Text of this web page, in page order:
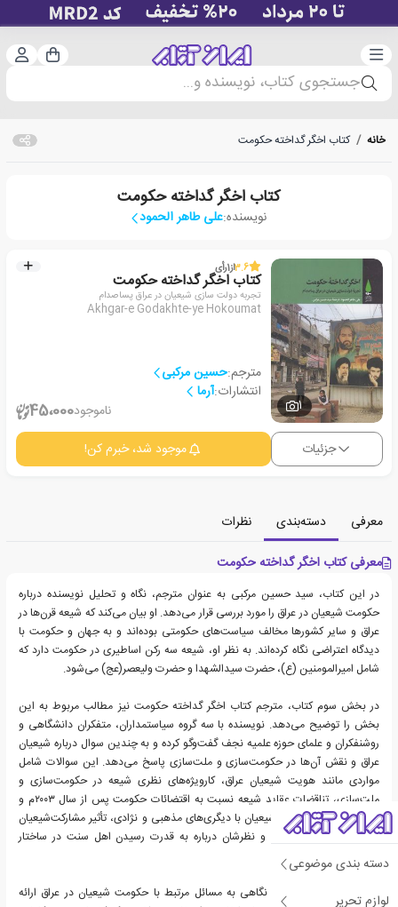
دسته‌بندی سبد
جستجوی کتاب، نویسنده و...
دسته بندی موضوعی
لوازم تحریر
خانه / کتاب اخگر گداخته حکومت
کتاب اخگر گداخته حکومت
نویسنده:علی طاهر الحمود
1
3.6از1رأی
کتاب اخگر گداخته حکومت
تجربه دولت سازی شیعیان در عراق پساصدام
Akhgar-e Godakhte-ye Hokoumat
مترجم:حسین مرکبی
انتشارات:آرما
ناموجود45،000
جزئیات موجود شد، خبرم کن!
معرفی دسته‌بندی
نظرات
معرفی کتاب اخگر گداخته حکومت
در این کتاب، سید حسین مرکبی به عنوان مترجم، نگاه و تحلیل نویسنده درباره
حکومت شیعیان در عراق را مورد بررسی قرار می‌دهد. او بیان می‌کند که شیعه قرن‌ها در
عراق و سایر کشورها مخالف سیاست‌های حکومتی بوده‌اند و به جهان و حکومت با
دیدگاه اعتراضی نگاه کرده‌اند. به نظر او، شیعه سه رکن اساطیری در حکومت دارد که
شامل امیرالمومنین (ع)، حضرت سیدالشهدا و حضرت ولیعصر(عج) می‌شود.
در بخش سوم کتاب، مترجم کتاب اخگر گداخته حکومت نیز مطالب مربوط به این
بخش را توضیح می‌دهد. نویسنده با سه گروه سیاستمداران، متفکران دانشگاهی و
روشنفکران و علمای حوزه علمیه نجف گفت‌وگو کرده و به چندین سوال درباره شیعیان
عراق و نقش آن‌ها در حکومت‌سازی و ملت‌سازی پاسخ می‌دهد. این سوالات شامل
مواردی مانند هویت شیعیان عراق، کارویژه‌های نظری شیعه در حکومت‌سازی و
ملت‌سازی، تناقضات عقاید شیعه نسبت به اقتضائات حکومت پس از سال ۲۰۰۳م و
سقوط صدام، ارتباطات شیعیان با دیگری‌های مذهبی و نژادی، تأثیر مشارکت‌شیعیان
در حکومت‌سازی در عراق و نظرشان درباره به قدرت رسیدن اهل سنت در ساختار
سیاسی فعلی می‌باشد.
این کتاب به طور جامع، نگاهی به مسائل مرتبط با حکومت شیعیان در عراق ارائه